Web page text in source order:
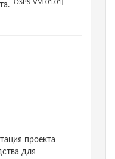
[OSPS-VM-01.01]
проекта
для